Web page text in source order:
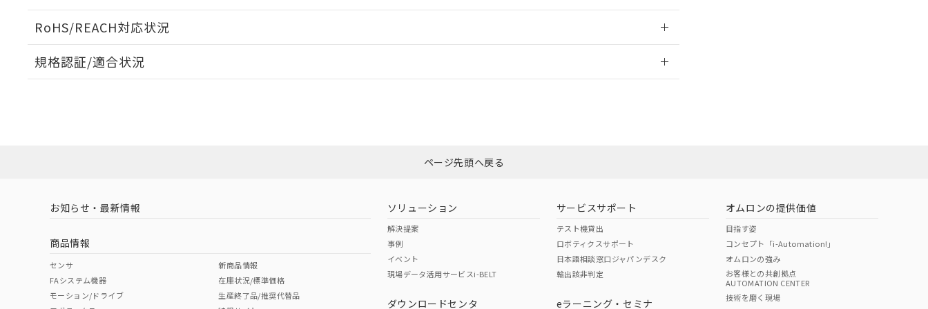
RoHS/REACH対応状況
EU RoHS 注意事項・凡例
ダウンロードはこちら
中国 RoHS 注意事項・凡例
中国 RoHS表
Pb Hg Cr(VI)
規格認証/適合状況
ページ先頭へ戻る
お知らせ・最新情報
商品情報
センサ
FAシステム機器
モーション/ドライブ
新商品情報
在庫状況/標準価格
生産終了品/推奨代替品
ソリューション
解決提案
事例
イベント
現場データ活用サービスi-BELT
ダウンロードセンタ
サービスサポート
テスト機貸出
ロボティクスサポート
日本語相談窓口ジャパンデスク
輸出該非判定
eラーニング・セミナ
オムロンの提供価値
目指す姿
コンセプト「i-Automation!」
オムロンの強み
お客様との共創拠点
AUTOMATION CENTER
技術を磨く現場